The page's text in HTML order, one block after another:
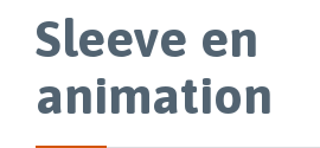
Sleeve en
animation